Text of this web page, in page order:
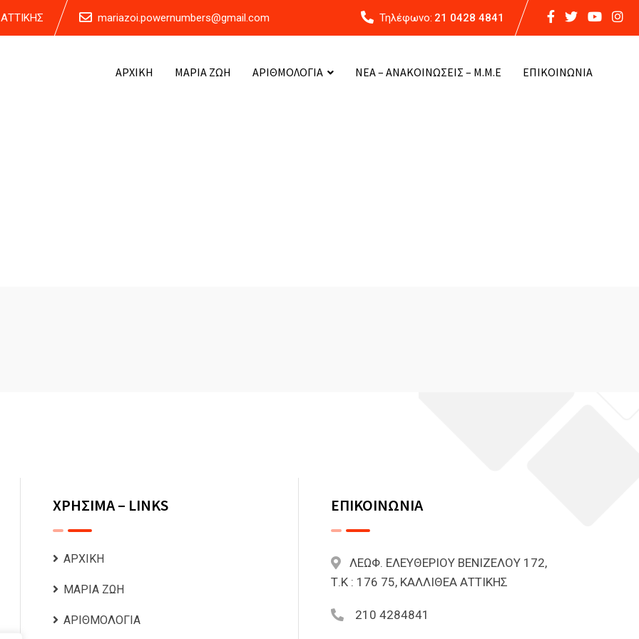
mariazoi.powernumbers@gmail.com Τηλέφωνο: 21 0428 4841
ΑΡΧΙΚΗ ΜΑΡΙΑ ΖΩΗ ΑΡΙΘΜΟΛΟΓΙΑ ΝΕΑ – ΑΝΑΚΟΙΝΩΣΕΙΣ – Μ.Μ.Ε ΕΠΙΚΟΙΝΩΝΙΑ
ΧΡΗΣΙΜΑ – LINKS
ΑΡΧΙΚΗ
ΜΑΡΙΑ ΖΩΗ
ΑΡΙΘΜΟΛΟΓΙΑ
ΕΠΙΚΟΙΝΩΝΙΑ
ΛΕΩΦ. ΕΛΕΥΘΕΡΙΟΥ ΒΕΝΙΖΕΛΟΥ 172,
Τ.Κ : 176 75, ΚΑΛΛΙΘΕΑ ΑΤΤΙΚΗΣ
210 4284841